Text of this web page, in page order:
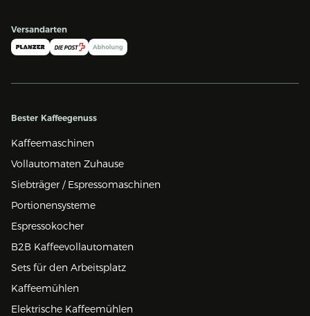
Versandarten
Bester Kaffeegenuss
Kaffeemaschinen
Vollautomaten Zuhause
Siebträger / Espressomaschinen
Portionensysteme
Espressokocher
B2B Kaffeevollautomaten
Sets für den Arbeitsplatz
Kaffeemühlen
Elektrische Kaffeemühlen